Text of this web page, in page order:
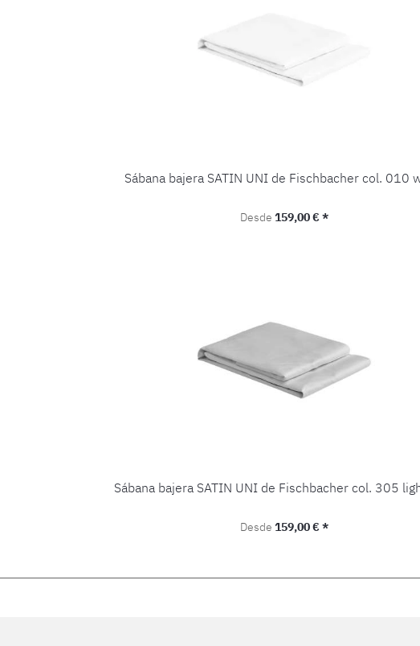
Sábana bajera SATIN UNI de Fischbacher col. 010
Precio normal:
Desde 159,00 € *
Sábana bajera SATIN UNI de Fischbacher col. 305
Precio normal:
Desde 159,00 € *